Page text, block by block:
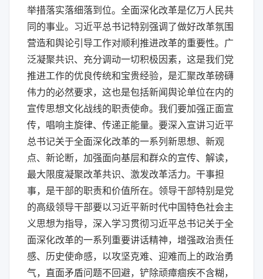
举措落实落细落到位。全面深化改革是亿万人民共
同的事业。习近平总书记特别强调了做好改革氛围
营造和舆论引导工作对顺利推进改革的重要性。广
泛凝聚共识、充分调动一切积极因素，这是我们党
推进工作的优良传统和宝贵经验，是汇聚改革磅礴
伟力的必然要求，这也是包括新闻舆论单位在内的
宣传思想文化战线的职责使命。我们要加强正面宣
传，唱响主旋律、传递正能量。要深入宣讲习近平
总书记关于全面深化改革的一系列新思想、新观
点、新论断，加强面向基层和群众的宣传、解读，
最大限度凝聚改革共识、激发改革活力。干事担
事，是干部的职责和价值所在。领导干部特别是党
的高级领导干部要以习近平新时代中国特色社会主
义思想为指导，深入学习贯彻习近平总书记关于全
面深化改革的一系列重要讲话精神，增强政治责任
感、历史使命感，以攻坚克难、迎难而上的政治勇
气，直面矛盾问题不回避，铲除顽瘴痼疾不含糊，